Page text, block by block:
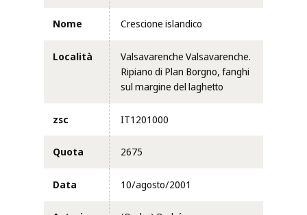
Nome Crescione islandico
Località
Valsavarenche Valsavarenche.
Ripiano di Plan Borgno, fanghi
sul margine del laghetto
zsc IT1201000
Quota 2675
Data 10/agosto/2001